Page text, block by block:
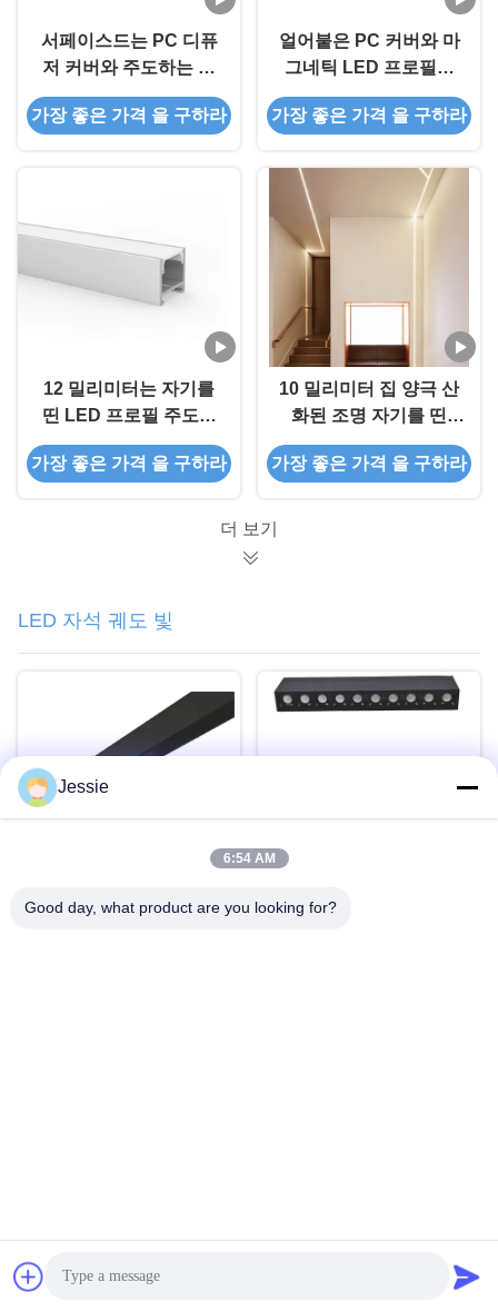
서페이스드는 PC 디퓨
저 커버와 주도하는 알
루미늄 프로파일 오목한
스트립 광 채널을 탑재
가장 좋은 가격 을 구하라
얼어붙은 PC 커버와 마
그네틱 LED 프로필은
프로파일 스트립을 이끌
었습니다
가장 좋은 가격 을 구하라
12 밀리미터는 자기를
띤 LED 프로필 주도하
는 프로파일 스트립을
위한 알루미늄 프로필을
가장 좋은 가격 을 구하라
10 밀리미터 집 양극 산
화된 조명 자기를 띤
LED 프로필
가장 좋은 가격 을 구하라
더 보기
LED 자석 궤도 빛
CRI LED 자석 궤도 빛
4200K 천장은 궤도 점
3000K 5W 주도하는 트
Jessie
6:54 AM
Good day, what product are you looking for?